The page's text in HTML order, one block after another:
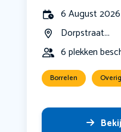
6 August
Dorpstraat...
6 plekken
Borrelen Overig